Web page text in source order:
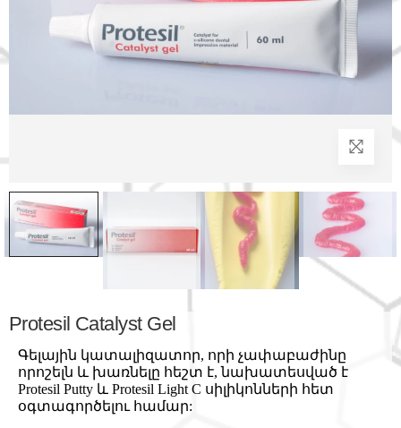
Protesil Catalyst Gel
Գելային կատալիզատոր, որի չափաբաժինը
որոշելն և խառնելը հեշտ է, նախատեսված է
Protesil Putty և Protesil Light C սիլիկոնների հետ
օգտագործելու համար: